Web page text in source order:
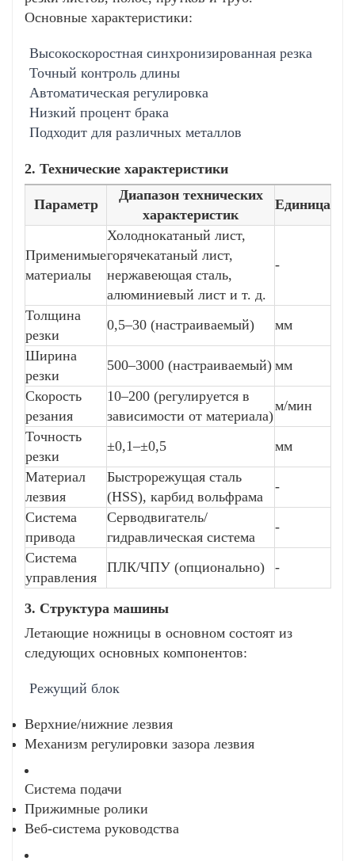
Интеллектуальная система управления
Оптимизация с использованием искусственного
интеллекта: самоадаптивное изучение свойств
материала для автоматической оптимизации
параметров резки.
Удаленный мониторинг: подключение к
Интернету вещей для отслеживания состояния
оборудования в режиме реального времени.
Прослеживаемость данных: полная регистрация
производственных данных с интеграцией
систем MES/ERP.
Надежная и долговечная конструкция
Основные компоненты: импортные
подшипники и направляющие со сроком
службы более 500 000 разрезов.
Специальные материалы: лезвия с покрытием из
карбида вольфрама продлевают срок службы в
3-5 раз.
Степень защиты: ключевые компоненты со
степенью защиты IP65 для суровых
промышленных условий.
Энергосберегающие и экологически чистые
Эффективный привод: энергосберегающая
сервосистема снижает энергопотребление на 40
%.
превышает отраслевые стандарты.
Переработка лома: интегрированная
автоматическая система сбора лома с
Решения, поддающиеся настройке
очень широкой ширины до 6000 мм.
Адаптируемость к материалам: обрабатывает
ультратонкую фольгу толщиной от 0,2 мм до
Основные характеристики:
Высокоскоростная синхронизированная резка
Точный контроль длины
Автоматическая регулировка
Низкий процент брака
Подходит для различных металлов
2. Технические характеристики
Параметр
Диапазон технических
характеристик
Единица
Применимые
материалы
Холоднокатаный лист,
горячекатаный лист,
нержавеющая сталь,
алюминиевый лист и т. д.
-
Толщина
резки
0,5–30 (настраиваемый)
мм
Ширина
резки
500–3000 (настраиваемый) мм
Скорость
резания
10–200 (регулируется в
зависимости от материала)
м/мин
Точность
резки
±0,1–±0,5
мм
Материал
лезвия
Быстрорежущая сталь
(HSS), карбид вольфрама
-
Система
привода
Серводвигатель/
гидравлическая система
-
Система
управления
ПЛК/ЧПУ (опционально) -
3. Структура машины
Летающие ножницы в основном состоят из
следующих основных компонентов:
Режущий блок
Верхние/нижние лезвия
Механизм регулировки зазора лезвия
Система подачи
Прижимные ролики
Веб-система руководства